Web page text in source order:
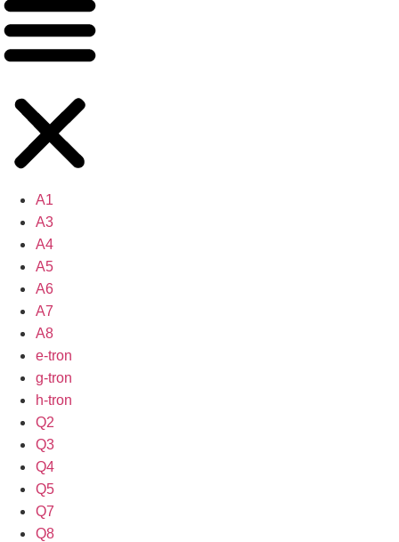
A1
A3
A4
A5
A6
A7
A8
e-tron
g-tron
h-tron
Q2
Q3
Q4
Q5
Q7
Q8